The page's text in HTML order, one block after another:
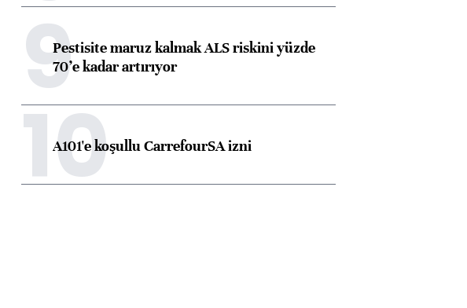
9Pestisite maruz kalmak ALS riskini yüzde
70’e kadar artırıyor
10
A101'e koşullu CarrefourSA izni